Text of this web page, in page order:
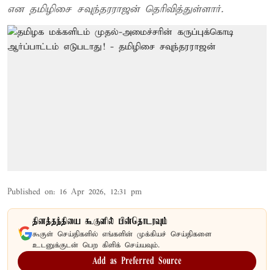
என தமிழிசை சவுந்தரராஜன் தெரிவித்துள்ளார்.
Published on: 16 Apr 2026, 12:31 pm
தினத்தந்தியை கூகுளில் பின்தொடரவும்
கூகுள் செய்திகளில் எங்களின் முக்கியச் செய்திகளை
உடனுக்குடன் பெற கிளிக் செய்யவும்.
Add as Preferred Source